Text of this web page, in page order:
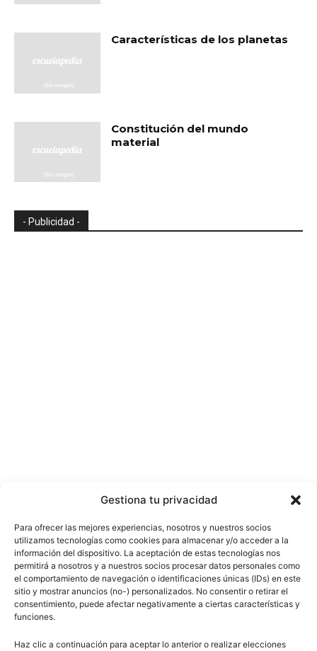
Gestiona tu privacidad
Para ofrecer las mejores experiencias, nosotros y nuestros socios
utilizamos tecnologías como cookies para almacenar y/o acceder a la
información del dispositivo. La aceptación de estas tecnologías nos
permitirá a nosotros y a nuestros socios procesar datos personales como
el comportamiento de navegación o identificaciones únicas (IDs) en este
sitio y mostrar anuncios (no-) personalizados. No consentir o retirar el
consentimiento, puede afectar negativamente a ciertas características y
funciones.
Haz clic a continuación para aceptar lo anterior o realizar elecciones
Características de los planetas
Constitución del mundo
material
- Publicidad -